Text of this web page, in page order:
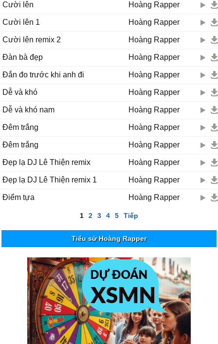
Cười lên Hoàng Rapper
Cười lên 1 Hoàng Rapper
Cười lên remix 2 Hoàng Rapper
Đàn bà đẹp Hoàng Rapper
Đắn đo trước khi anh đi Hoàng Rapper
Dễ và khó Hoàng Rapper
Dễ và khó nam Hoàng Rapper
Đêm trắng Hoàng Rapper
Đêm trắng Hoàng Rapper
Đẹp lạ DJ Lê Thiện remix Hoàng Rapper
Đẹp lạ DJ Lê Thiện remix 1 Hoàng Rapper
Điểm tựa Hoàng Rapper
1 2 3 4 5 Tiếp
Tiểu sử Hoàng Rapper